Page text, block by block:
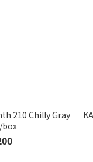
210 Chilly Gray
box